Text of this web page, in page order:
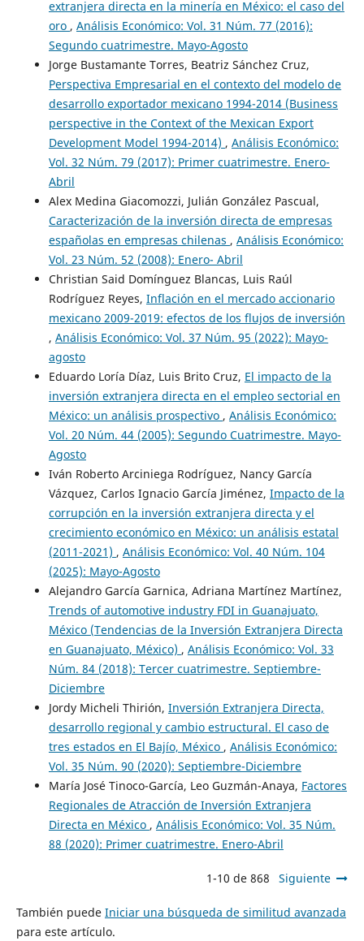
extranjera directa en la minería en México: el caso del
oro , Análisis Económico: Vol. 31 Núm. 77 (2016):
Segundo cuatrimestre. Mayo-Agosto
Jorge Bustamante Torres, Beatriz Sánchez Cruz,
Perspectiva Empresarial en el contexto del modelo de
desarrollo exportador mexicano 1994-2014 (Business
perspective in the Context of the Mexican Export
Development Model 1994-2014) , Análisis Económico:
Vol. 32 Núm. 79 (2017): Primer cuatrimestre. Enero-
Abril
Alex Medina Giacomozzi, Julián González Pascual,
Caracterización de la inversión directa de empresas
españolas en empresas chilenas , Análisis Económico:
Vol. 23 Núm. 52 (2008): Enero- Abril
Christian Said Domínguez Blancas, Luis Raúl
Rodríguez Reyes, Inflación en el mercado accionario
mexicano 2009-2019: efectos de los flujos de inversión
, Análisis Económico: Vol. 37 Núm. 95 (2022): Mayo-
agosto
Eduardo Loría Díaz, Luis Brito Cruz, El impacto de la
inversión extranjera directa en el empleo sectorial en
México: un análisis prospectivo , Análisis Económico:
Vol. 20 Núm. 44 (2005): Segundo Cuatrimestre. Mayo-
Agosto
Iván Roberto Arciniega Rodríguez, Nancy García
Vázquez, Carlos Ignacio García Jiménez, Impacto de la
corrupción en la inversión extranjera directa y el
crecimiento económico en México: un análisis estatal
(2011-2021) , Análisis Económico: Vol. 40 Núm. 104
(2025): Mayo-Agosto
Alejandro García Garnica, Adriana Martínez Martínez,
Trends of automotive industry FDI in Guanajuato,
México (Tendencias de la Inversión Extranjera Directa
en Guanajuato, México) , Análisis Económico: Vol. 33
Núm. 84 (2018): Tercer cuatrimestre. Septiembre-
Diciembre
Jordy Micheli Thirión, Inversión Extranjera Directa,
desarrollo regional y cambio estructural. El caso de
tres estados en El Bajío, México , Análisis Económico:
Vol. 35 Núm. 90 (2020): Septiembre-Diciembre
María José Tinoco-García, Leo Guzmán-Anaya, Factores
Regionales de Atracción de Inversión Extranjera
Directa en México , Análisis Económico: Vol. 35 Núm.
88 (2020): Primer cuatrimestre. Enero-Abril
1-10 de 868 Siguiente
También puede Iniciar una búsqueda de similitud avanzada
para este artículo.